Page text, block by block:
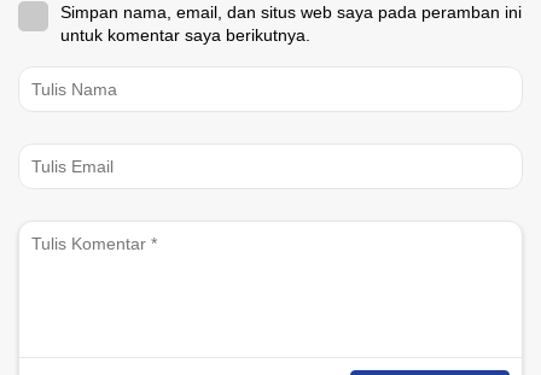
Simpan nama, email, dan situs web saya pada peramban ini
untuk komentar saya berikutnya.